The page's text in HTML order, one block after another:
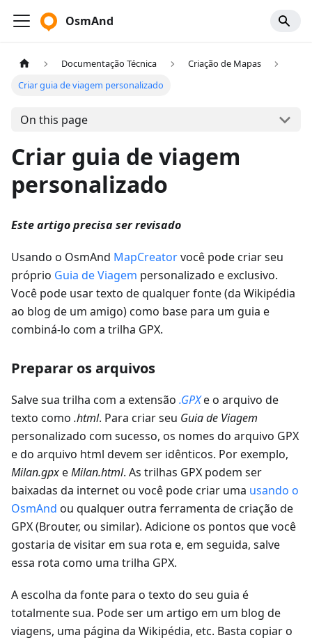
OsmAnd
Documentação Técnica
Criação de Mapas
Criar guia de viagem personalizado
On this page
Criar guia de viagem
personalizado
Este artigo precisa ser revisado
Usando o OsmAnd MapCreatorvocê pode criar seu
próprio Guia de Viagem personalizado e exclusivo.
Você pode usar texto de qualquer fonte (da Wikipédia
ao blog de um amigo) como base para um guia e
combiná-lo com a trilha GPX.
Preparar os arquivos
Salve sua trilha com a extensão .GPXe o arquivo de
texto como .html. Para criar seu Guia de Viagem
personalizado com sucesso, os nomes do arquivo GPX
e do arquivo html devem ser idênticos. Por exemplo,
Milan.gpxeMilan.html. As trilhas GPX podem ser
baixadas da internet ou você pode criar uma usando o
OsmAnd ou qualquer outra ferramenta de criação de
GPX (Brouter, ou similar). Adicione os pontos que você
gostaria de visitar em sua rota e, em seguida, salve
essa rota como uma trilha GPX.
A escolha da fonte para o texto do seu guia é
totalmente sua. Pode ser um artigo em um blog de
viagens, uma página da Wikipédia, etc. Basta copiar o